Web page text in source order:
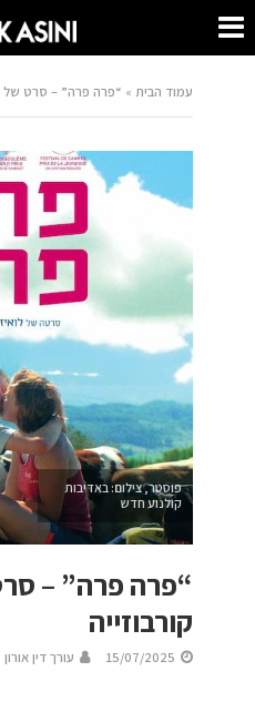
עמוד הבית » “פרה פרה” – סרט של
פוסטר, צילום: באדיבות
קולנוע חדש
“פרה פרה” –
קורבוזייה
15/07/2025 עורך דין